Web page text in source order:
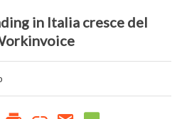
in Italia cresce del